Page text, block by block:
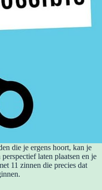
die je ergens hoort, kan je
laten plaatsen en je
11 zinnen die precies dat